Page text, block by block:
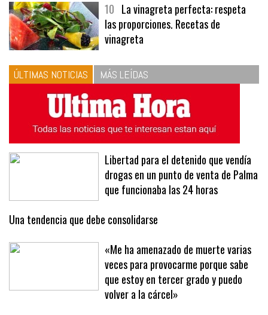
10 La vinagreta perfecta: respeta
las proporciones. Recetas de
vinagreta
ÚLTIMAS NOTICIAS MÁS LEÍDAS
Libertad para el detenido que vendía
drogas en un punto de venta de Palma
que funcionaba las 24 horas
Una tendencia que debe consolidarse
«Me ha amenazado de muerte varias
veces para provocarme porque sabe
que estoy en tercer grado y puedo
volver a la cárcel»